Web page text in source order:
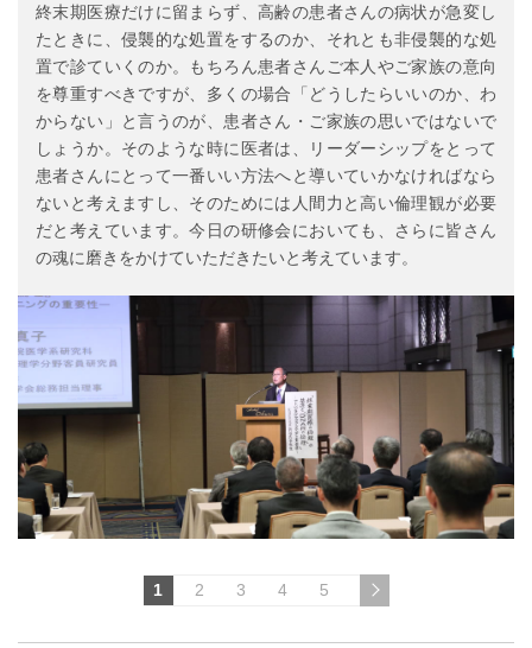
終末期医療だけに留まらず、高齢の患者さんの病状が急変し
たときに、侵襲的な処置をするのか、それとも非侵襲的な処
置で診ていくのか。もちろん患者さんご本人やご家族の意向
を尊重すべきですが、多くの場合「どうしたらいいのか、わ
からない」と言うのが、患者さん・ご家族の思いではないで
しょうか。そのような時に医者は、リーダーシップをとって
患者さんにとって一番いい方法へと導いていかなければなら
ないと考えますし、そのためには人間力と高い倫理観が必要
だと考えています。今日の研修会においても、さらに皆さん
の魂に磨きをかけていただきたいと考えています。
1 2 3 4 5